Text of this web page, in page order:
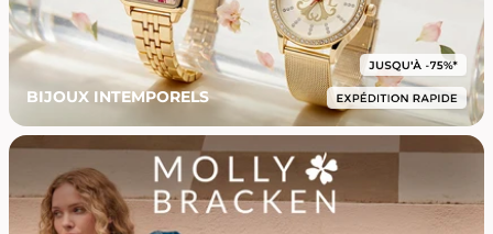
BIJOUX INTEMPORELS